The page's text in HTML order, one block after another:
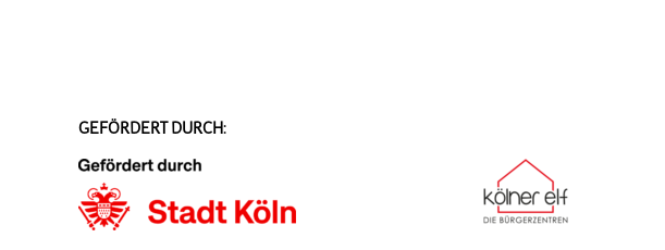
GEFÖRDERT DURCH: